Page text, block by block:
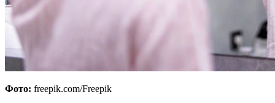
Фото: freepik.com/Freepik